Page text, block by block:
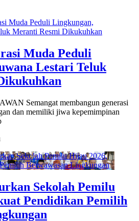
Muda Peduli
Lestari Teluk
Semangat membangun generasi
dan memiliki jiwa kepemimpinan
Sekolah Pemilu
Pendidikan Pemilih